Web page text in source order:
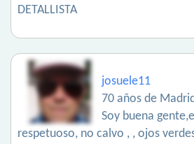
DETALLISTA
josuele11
70 años de
Soy buena
respetuoso, no calvo , , ojos